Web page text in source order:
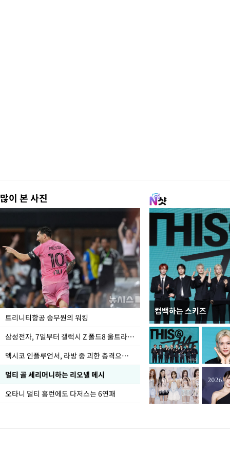
많이 본 사진
트리니티항공 승무원의 워킹
삼성전자, 7일부터 갤럭시 Z 폴드8 울트라·폴드8·플립8 출시
멕시코 인플루언서, 라방 중 괴한 총격으로 사망
멀티 골 세리머니하는 리오넬 메시
오타니 멀티 홈런에도 다저스는 6연패
컴백하는 스키즈
입추 하루 앞둔 전남
폭염